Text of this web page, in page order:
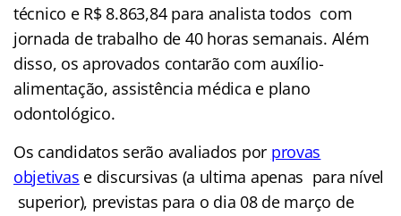
técnico e R$ 8.863,84 para analista todos com
jornada de trabalho de 40 horas semanais. Além
disso, os aprovados contarão com auxílio-
alimentação, assistência médica e plano
odontológico.
Os candidatos serão avaliados por provas
objetivas e discursivas (a ultima apenas para nível
superior), previstas para o dia 08 de março de